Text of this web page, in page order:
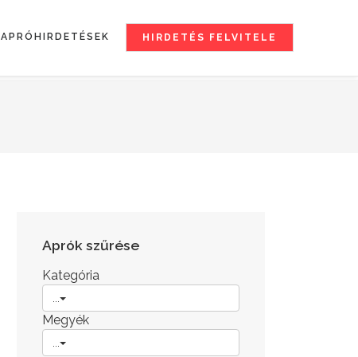
HIRDETÉS FELVITELE
APRÓHIRDETÉSEK
Aprók szűrése
Kategória
Megyék